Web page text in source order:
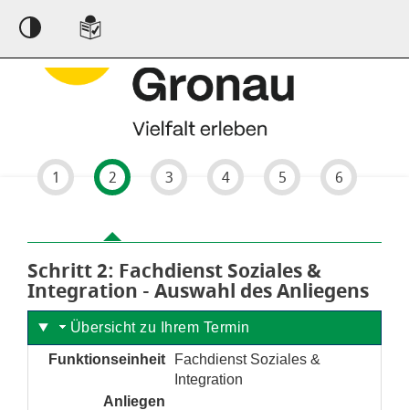
1 2 3 4 5 6
Schritt 2von 6
: Fachdienst Soziales &
Integration - Auswahl des Anliegens
Übersicht zu Ihrem Termin
Funktionseinheit
Fachdienst Soziales &
Integration
Anliegen